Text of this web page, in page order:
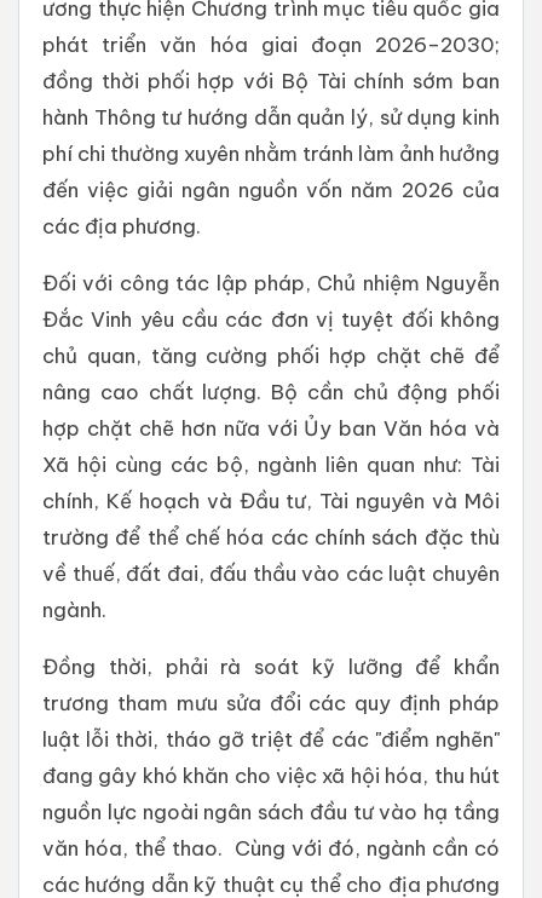
ương thực hiện Chương trình mục tiêu quốc gia
phát triển văn hóa giai đoạn 2026–2030;
đồng thời phối hợp với Bộ Tài chính sớm ban
hành Thông tư hướng dẫn quản lý, sử dụng kinh
phí chi thường xuyên nhằm tránh làm ảnh hưởng
đến việc giải ngân nguồn vốn năm 2026 của
các địa phương.
Đối với công tác lập pháp, Chủ nhiệm Nguyễn
Đắc Vinh yêu cầu các đơn vị tuyệt đối không
chủ quan, tăng cường phối hợp chặt chẽ để
nâng cao chất lượng. Bộ cần chủ động phối
hợp chặt chẽ hơn nữa với Ủy ban Văn hóa và
Xã hội cùng các bộ, ngành liên quan như: Tài
chính, Kế hoạch và Đầu tư, Tài nguyên và Môi
trường để thể chế hóa các chính sách đặc thù
về thuế, đất đai, đấu thầu vào các luật chuyên
ngành.
Đồng thời, phải rà soát kỹ lưỡng để khẩn
trương tham mưu sửa đổi các quy định pháp
luật lỗi thời, tháo gỡ triệt để các "điểm nghẽn"
đang gây khó khăn cho việc xã hội hóa, thu hút
nguồn lực ngoài ngân sách đầu tư vào hạ tầng
văn hóa, thể thao. Cùng với đó, ngành cần có
các hướng dẫn kỹ thuật cụ thể cho địa phương